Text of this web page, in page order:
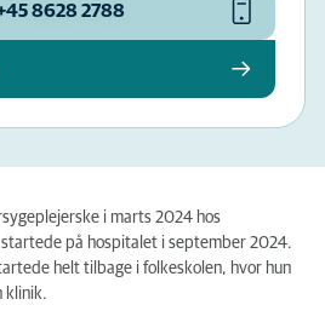
8628 2788
i marts 2024 hos
på hospitalet i september 2024.
helt tilbage i folkeskolen, hvor hun
klinik.